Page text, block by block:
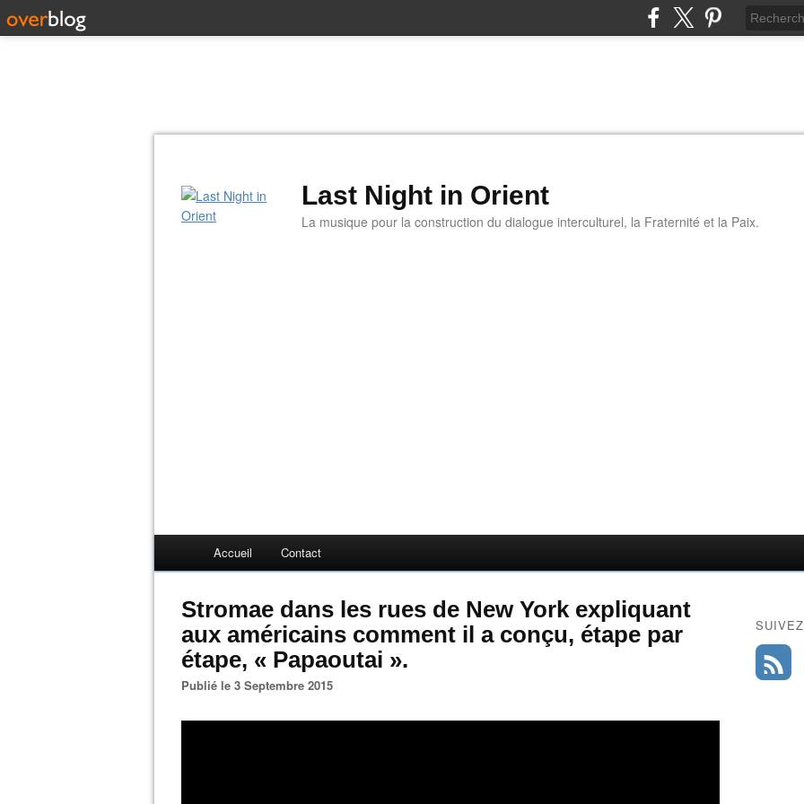
Last Night in Orient
La musique pour la construction du dialogue interculturel, la Fraternité et la Paix.
Accueil Contact
Stromae dans les rues de New York expliquant
aux américains comment il a conçu, étape par
étape, « Papaoutai ».
Publié le 3 Septembre 2015